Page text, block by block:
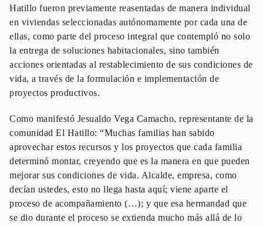
Hatillo fueron previamente reasentadas de manera individual
en viviendas seleccionadas autónomamente por cada una de
ellas, como parte del proceso integral que contempló no solo
la entrega de soluciones habitacionales, sino también
acciones orientadas al restablecimiento de sus condiciones de
vida, a través de la formulación e implementación de
proyectos productivos.
Como manifestó Jesualdo Vega Camacho, representante de la
comunidad El Hatillo: “Muchas familias han sabido
aprovechar estos recursos y los proyectos que cada familia
determinó montar, creyendo que es la manera en que pueden
mejorar sus condiciones de vida. Alcalde, empresa, como
decían ustedes, esto no llega hasta aquí; viene aparte el
proceso de acompañamiento (…); y que esa hermandad que
se dio durante el proceso se extienda mucho más allá de lo